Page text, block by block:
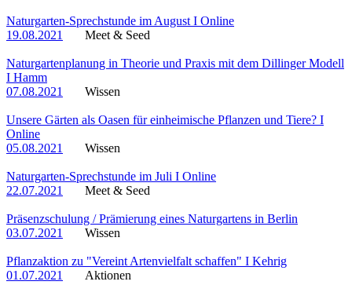
Naturgarten-Sprechstunde im August I Online
19.08.2021
Meet & Seed
Naturgartenplanung in Theorie und Praxis mit dem Dillinger Modell
I Hamm
07.08.2021
Wissen
Unsere Gärten als Oasen für einheimische Pflanzen und Tiere? I
Online
05.08.2021
Wissen
Naturgarten-Sprechstunde im Juli I Online
22.07.2021
Meet & Seed
Präsenzschulung / Prämierung eines Naturgartens in Berlin
03.07.2021
Wissen
Pflanzaktion zu "Vereint Artenvielfalt schaffen" I Kehrig
01.07.2021
Aktionen